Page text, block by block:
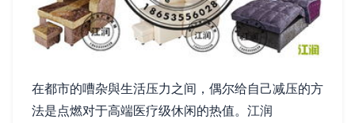
在都市的嘈杂與生活压力之间，偶尔给自己减压的方
法是点燃对于高端医疗级休闲的热值。江润